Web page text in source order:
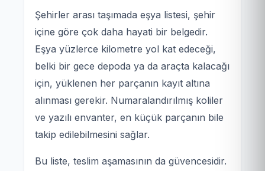
Şehirler arası taşımada eşya listesi, şehir
içine göre çok daha hayati bir belgedir.
Eşya yüzlerce kilometre yol kat edeceği,
belki bir gece depoda ya da araçta kalacağı
için, yüklenen her parçanın kayıt altına
alınması gerekir. Numaralandırılmış koliler
ve yazılı envanter, en küçük parçanın bile
takip edilebilmesini sağlar.
Bu liste, teslim aşamasının da güvencesidir.